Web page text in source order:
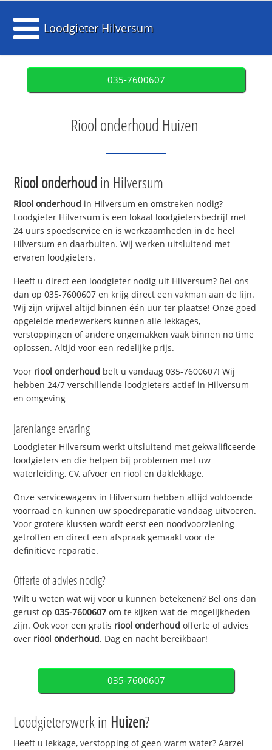
Loodgieter Hilversum
035-7600607
Riool onderhoud Huizen
Riool onderhoudin Hilversum
Riool onderhoud in Hilversum en omstreken nodig?
Loodgieter Hilversum is een lokaal loodgietersbedrijf met
24 uurs spoedservice en is werkzaamheden in de heel
Hilversum en daarbuiten. Wij werken uitsluitend met
ervaren loodgieters.
Heeft u direct een loodgieter nodig uit Hilversum? Bel ons
dan op 035-7600607 en krijg direct een vakman aan de lijn.
Wij zijn vrijwel altijd binnen één uur ter plaatse! Onze goed
opgeleide medewerkers kunnen alle lekkages,
verstoppingen of andere ongemakken vaak binnen no time
oplossen. Altijd voor een redelijke prijs.
Voor riool onderhoud belt u vandaag 035-7600607! Wij
hebben 24/7 verschillende loodgieters actief in Hilversum
en omgeving
Jarenlange ervaring
Loodgieter Hilversum werkt uitsluitend met gekwalificeerde
loodgieters en die helpen bij problemen met uw
waterleiding, CV, afvoer en riool en daklekkage.
Onze servicewagens in Hilversum hebben altijd voldoende
voorraad en kunnen uw spoedreparatie vandaag uitvoeren.
Voor grotere klussen wordt eerst een noodvoorziening
getroffen en direct een afspraak gemaakt voor de
definitieve reparatie.
Offerte of advies nodig?
Wilt u weten wat wij voor u kunnen betekenen? Bel ons dan
gerust op035-7600607 om te kijken wat de mogelijkheden
zijn. Ook voor een gratis riool onderhoud offerte of advies
over riool onderhoud. Dag en nacht bereikbaar!
035-7600607
Loodgieterswerk in Huizen?
Heeft u lekkage, verstopping of geen warm water? Aarzel